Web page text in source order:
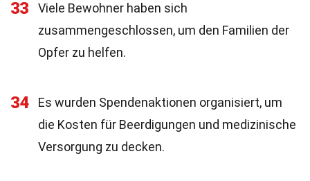
33
Viele Bewohner haben sich
zusammengeschlossen, um den Familien der
Opfer zu helfen.
34
Es wurden Spendenaktionen organisiert, um
die Kosten für Beerdigungen und medizinische
Versorgung zu decken.